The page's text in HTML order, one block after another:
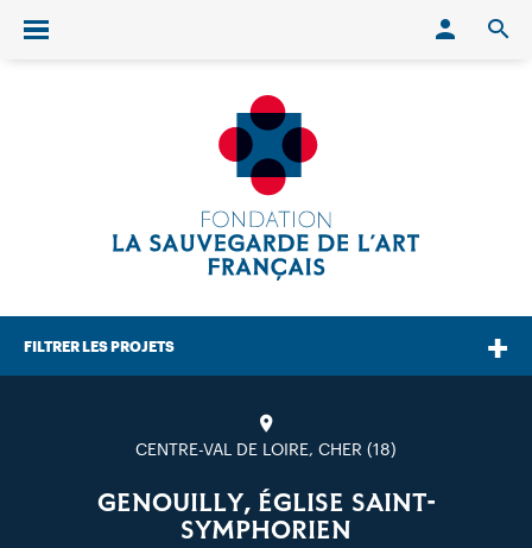
Ouvrir/fermer le menu
FILTRER LES PROJETS
CENTRE-VAL DE LOIRE, CHER (18)
GENOUILLY, ÉGLISE SAINT-
SYMPHORIEN